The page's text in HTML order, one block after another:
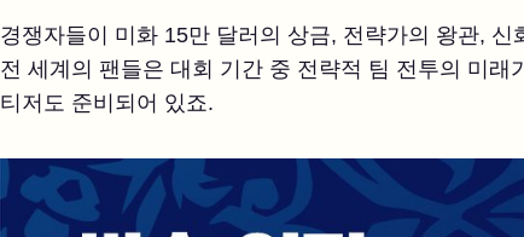
경쟁자들이 미화 15만 달러의 상금, 전략가의 왕관,
전 세계의 팬들은 대회 기간 중 전략적 팀 전투의 미
티저도 준비되어 있죠.